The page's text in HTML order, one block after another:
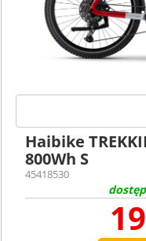
Haibike
800Wh S
45418530